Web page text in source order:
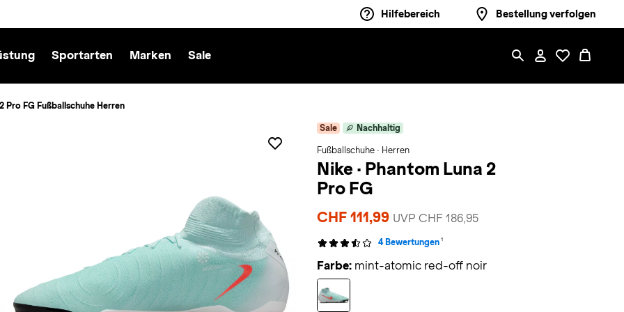
Hilfebereich Bestellung verfolgen
Sportarten Marken Sale
Pro FG Fußballschuhe Herren
Sale Nachhaltig
Fußballschuhe · Herren
Nike · Phantom Luna 2
Pro FG
CHF 111,99 UVP CHF 186,95
4 Bewertungen 1
Farbe: mint-atomic red-off noir